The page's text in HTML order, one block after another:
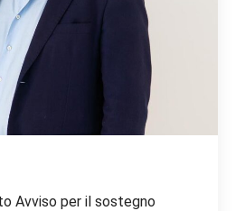
Avviso per il sostegno